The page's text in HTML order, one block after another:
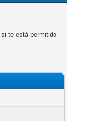
te está permitido